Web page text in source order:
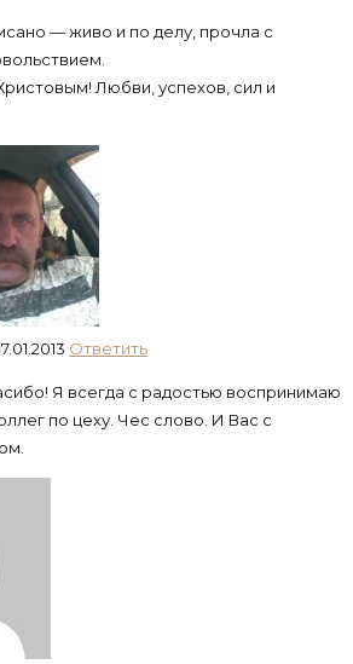
— живо и по делу, прочла с
Любви, успехов, сил и
Ответить
Я всегда с радостью воспринимаю
по цеху. Чес слово. И Вас с